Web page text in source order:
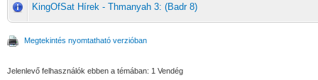
KingOfSat Hírek - Thmanyah 3: (Badr 8)
Megtekintés nyomtatható verzióban
Jelenlevő felhasználók ebben a témában: 1 Vendég